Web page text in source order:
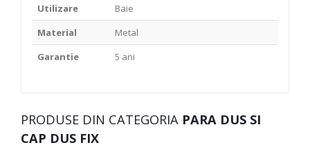
Utilizare
Baie
Material
Metal
Garantie
5 ani
PRODUSE DIN CATEGORIA PARA DUS SI
CAP DUS FIX